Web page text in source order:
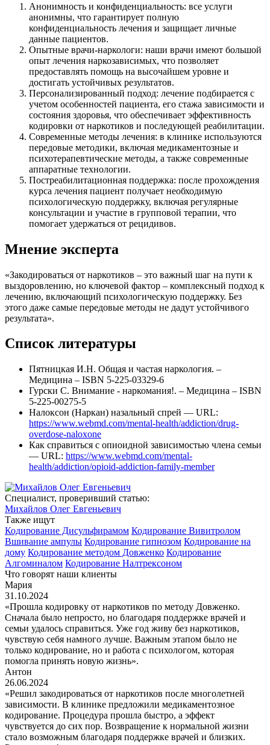
Анонимность и конфиденциальность: все услуги
анонимны, что гарантирует полную
конфиденциальность лечения и защищает личные
данные пациентов.
Опытные врачи-наркологи: наши врачи имеют большой
опыт лечения наркозависимых, что позволяет
предоставлять помощь на высочайшем уровне и
достигать устойчивых результатов.
Персонализированный подход: лечение подбирается с
учетом особенностей пациента, его стажа зависимости и
состояния здоровья, что обеспечивает эффективность
кодировки от наркотиков и последующей реабилитации.
Современные методы лечения: в клинике используются
передовые методики, включая медикаментозные и
психотерапевтические методы, а также современные
аппаратные технологии.
Постреабилитационная поддержка: после прохождения
курса лечения пациент получает необходимую
психологическую поддержку, включая регулярные
консультации и участие в групповой терапии, что
помогает удержаться от рецидивов.
Мнение эксперта
«Закодироваться от наркотиков – это важный шаг на пути к
выздоровлению, но ключевой фактор – комплексный подход к
лечению, включающий психологическую поддержку. Без
этого даже самые передовые методы не дадут устойчивого
результата».
Список литературы
Пятницкая И.Н. Общая и частая наркология. –
Медицина – ISBN 5-225-03329-6
Гурски С. Внимание - наркомания!. – Медицина – ISBN
5-225-00275-5
Налоксон (Наркан) назальный спрей — URL:
https://www.webmd.com/mental-health/addiction/drug-
overdose-naloxone
Как справиться с опиоидной зависимостью члена семьи
— URL: https://www.webmd.com/mental-
health/addiction/opioid-addiction-family-member
Специалист, проверивший статью:
Михайлов Олег Евгеньевич
Также ищут
Кодирование Дисульфирамом Кодирование Вивитролом
Вшивание ампулы Кодирование гипнозом Кодирование на
дому Кодирование методом Довженко Кодирование
Алгоминалом Кодирование Налтрексоном
Что говорят наши клиенты
Мария
31.10.2024
«Прошла кодировку от наркотиков по методу Довженко.
Сначала было непросто, но благодаря поддержке врачей и
семьи удалось справиться. Уже год живу без наркотиков,
чувствую себя намного лучше. Важным этапом было не
только кодирование, но и работа с психологом, которая
помогла принять новую жизнь».
Антон
26.06.2024
«Решил закодироваться от наркотиков после многолетней
зависимости. В клинике предложили медикаментозное
кодирование. Процедура прошла быстро, а эффект
чувствуется до сих пор. Возвращение к нормальной жизни
стало возможным благодаря поддержке врачей и близких.